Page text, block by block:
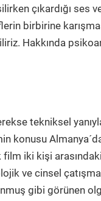
çıkardığı ses
birbirine
Hakkında
tekniksel
konusu
film iki kişi
ve cinsel
gibi görünen